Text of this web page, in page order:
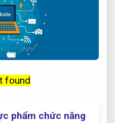
found
phẩm chức năng